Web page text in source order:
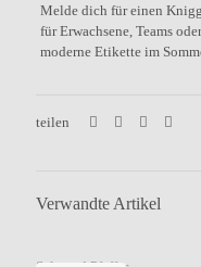
Melde dich für einen
für Erwachsene, Teams
moderne Etikette im
teilen
Verwandte Artikel